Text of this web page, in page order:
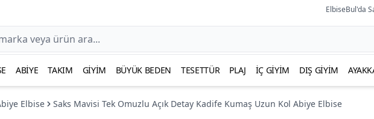
ElbiseBul'da
ABIYE TAKIM GIYIM BÜYÜK BEDEN TESETTÜR PLAJ İÇ GIYIM DIŞ GIYIM
Elbise
Saks Mavisi Tek Omuzlu Açık Detay Kadife Kumaş Uzun Kol Abiye Elbise